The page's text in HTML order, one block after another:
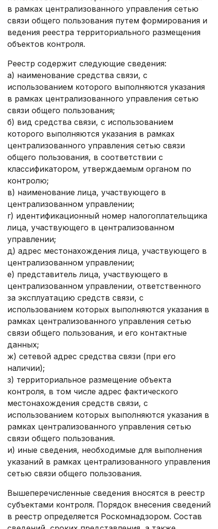
‎в рамках централизованного управления сетью
связи общего пользования путем формирования и
ведения реестра территориального размещения
объектов контроля.
Реестр содержит следующие сведения:
а) наименование средства связи, с
использованием которого выполняются указания
в рамках централизованного управления сетью
связи общего пользования;
б) вид средства связи, с использованием
которого выполняются указания в рамках
централизованного управления сетью связи
общего пользования, в соответствии с
классификатором, утверждаемым органом по
контролю;
в) наименование лица, участвующего в
централизованном управлении;
г) идентификационный номер налогоплательщика
лица, участвующего в централизованном
управлении;
д) адрес местонахождения лица, участвующего в
централизованном управлении;
е) представитель лица, участвующего в
централизованном управлении, ответственного
за эксплуатацию средств связи, с
использованием которых выполняются указания в
рамках централизованного управления сетью
связи общего пользования, и его контактные
данных;
ж) сетевой адрес средства связи (при его
наличии);
з) территориальное размещение объекта
контроля, в том числе адрес фактического
местонахождения средств связи, с
использованием которых выполняются указания в
рамках централизованного управления сетью
связи общего пользования.
и) иные сведения, необходимые для выполнения
указаний в рамках централизованного управления
сетью связи общего пользования.
Вышеперечисленные сведения вносятся в реестр
субъектами контроля. Порядок внесения сведений
в реестр определяется Роскомнадзором. Состав